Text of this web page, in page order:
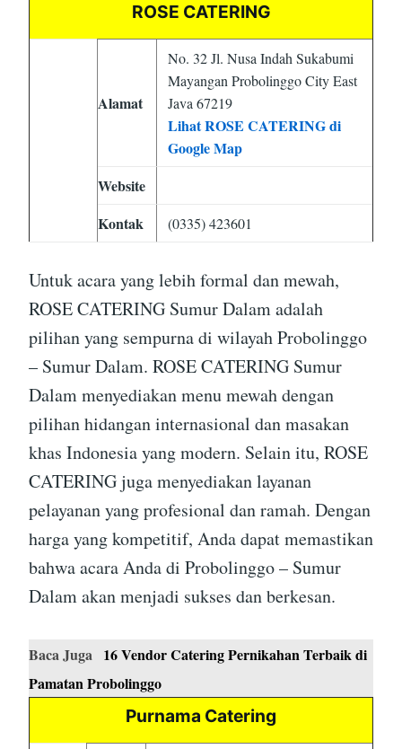
ROSE CATERING
Alamat
No. 32 Jl. Nusa Indah Sukabumi
Mayangan Probolinggo City East
Java 67219
Lihat ROSE CATERING di
Google Map
Website
Kontak
(0335) 423601
Untuk acara yang lebih formal dan mewah,
ROSE CATERING Sumur Dalam adalah
pilihan yang sempurna di wilayah Probolinggo
– Sumur Dalam. ROSE CATERING Sumur
Dalam menyediakan menu mewah dengan
pilihan hidangan internasional dan masakan
khas Indonesia yang modern. Selain itu, ROSE
CATERING juga menyediakan layanan
pelayanan yang profesional dan ramah. Dengan
harga yang kompetitif, Anda dapat memastikan
bahwa acara Anda di Probolinggo – Sumur
Dalam akan menjadi sukses dan berkesan.
Baca Juga 16 Vendor Catering Pernikahan Terbaik di
Pamatan Probolinggo
Purnama Catering